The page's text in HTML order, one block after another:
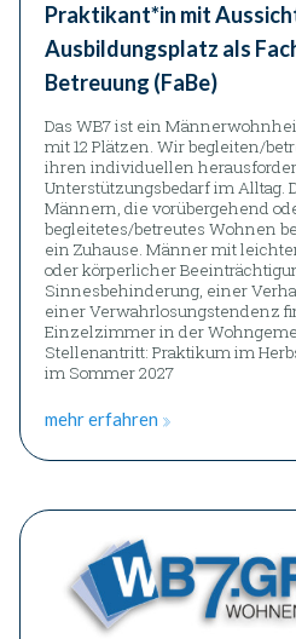
Praktikant*in mit
Ausbildungsplatz als
Betreuung (FaBe)
Das WB7 ist ein
mit 12 Plätzen. Wir begleiten/
ihren individuellen
Unterstützungsbedarf im Alltag.
Männern, die vorübergehend
begleitetes/betreutes Wohnen
ein Zuhause. Männer mit
oder körperlicher
Sinnesbehinderung, einer
einer Verwahrlosungstendenz
Einzelzimmer in der
Stellenantritt: Praktikum im
im Sommer 2027
mehr erfahren